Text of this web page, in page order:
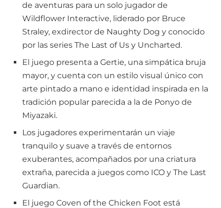
de aventuras para un solo jugador de
Wildflower Interactive, liderado por Bruce
Straley, exdirector de Naughty Dog y conocido
por las series The Last of Us y Uncharted.
El juego presenta a Gertie, una simpática bruja
mayor, y cuenta con un estilo visual único con
arte pintado a mano e identidad inspirada en la
tradición popular parecida a la de Ponyo de
Miyazaki.
Los jugadores experimentarán un viaje
tranquilo y suave a través de entornos
exuberantes, acompañados por una criatura
extraña, parecida a juegos como ICO y The Last
Guardian.
El juego Coven of the Chicken Foot está